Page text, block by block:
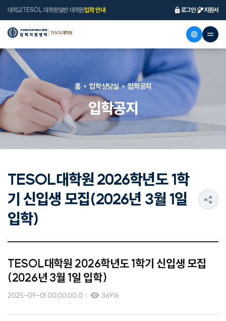
대학교TESOL 대학원일반 대학원입학 안내 로그인 지원서
입학공지
홈 입학상담실 입학공지
TESOL대학원 2026학년도 1학
기 신입생 모집(2026년 3월 1일
입학)
TESOL대학원 2026학년도 1학기 신입생 모집
(2026년 3월 1일 입학)
2025-09-01 00:00:00.0 36916